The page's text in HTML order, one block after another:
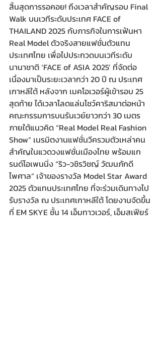
สิ้นสุดการรอคอย! ถึงเวลาสำคัญรอบ Final
Walk บนเวทีระดับประเทศ FACE of
THAILAND 2025 กับภารกิจในการเฟ้นหา
Real Model ตัวจริงสายแฟชั่นตัวแทน
ประเทศไทย เพื่อไปประกวดบนเวทีระดับ
นานาชาติ ‘FACE of ASIA 2025’ ที่จัดต่อ
เนื่องมาเป็นระยะเวลากว่า 20 ปี ณ ประเทศ
เกาหลีใต้ หลังจาก เมคโอเวอร์ผู้เข้ารอบ 25
สุดท้าย ได้เวลาโลดแล่นโชว์คาริสมาต่อหน้า
คณะกรรมการบนรันเวย์ยาวกว่า 30 เมตร
ภายใต้แนวคิด “Real Model Real Fashion
Show” เนรมิตงานแฟชั่นวีครวมตัวเหล่าคน
สำคัญในแวดวงแฟชั่นเมืองไทย พร้อมแก
รนด์โอเพนนิ่ง “ริว-วชิรวิชญ์ วัฒนภักดี
ไพศาล” เจ้าของรางวัล Model Star Award
2025 ตัวแทนประเทศไทย ที่จะร่วมเดินทางไป
รับรางวัล ณ ประเทศเกาหลีใต้ โดยงานจัดขึ้น
ที่ EM SKYE ชั้น 14 เอ็มทาวเวอร์, เอ็มสเฟียร์